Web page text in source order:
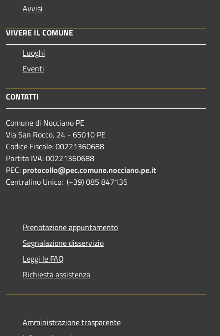
Avvisi
VIVERE IL COMUNE
Luoghi
Eventi
CONTATTI
Comune di Nocciano PE
Via San Rocco, 24 - 65010 PE
Codice Fiscale: 00221360688
Partita IVA: 00221360688
PEC: protocollo@pec.comune.nocciano.pe.it
Centralino Unico: (+39) 085 847135
Prenotazione appuntamento
Segnalazione disservizio
Leggi le FAQ
Richiesta assistenza
Amministrazione trasparente